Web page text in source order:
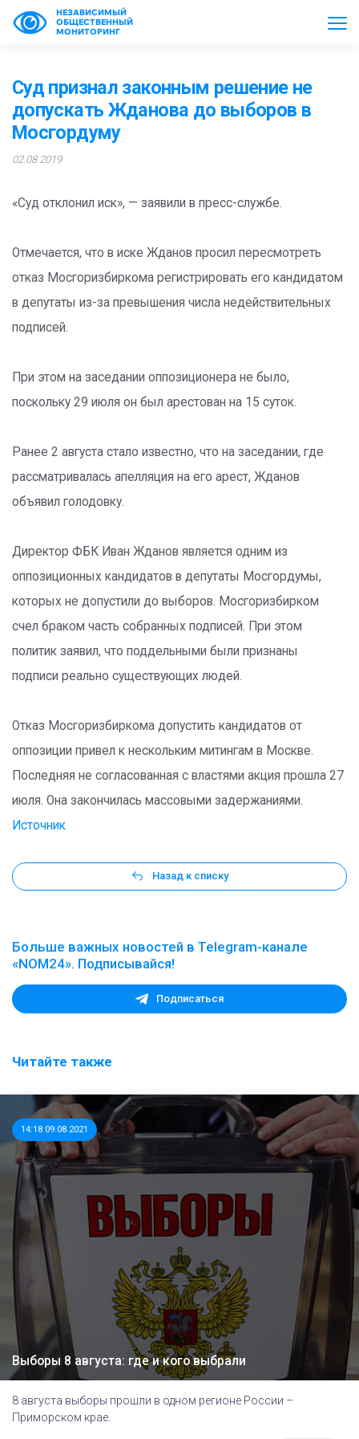
НЕЗАВИСИМЫЙ
ОБЩЕСТВЕННЫЙ
МОНИТОРИНГ
Суд признал законным решение не
допускать Жданова до выборов в
Мосгордуму
02.08.2019
«Суд отклонил иск», — заявили в пресс-службе.
Отмечается, что в иске Жданов просил пересмотреть
отказ Мосгоризбиркома регистрировать его кандидатом
в депутаты из-за превышения числа недействительных
подписей.
При этом на заседании оппозиционера не было,
поскольку 29 июля он был арестован на 15 суток.
Ранее 2 августа стало известно, что на заседании, где
рассматривалась апелляция на его арест, Жданов
объявил голодовку.
Директор ФБК Иван Жданов является одним из
оппозиционных кандидатов в депутаты Мосгордумы,
которых не допустили до выборов. Мосгоризбирком
счел браком часть собранных подписей. При этом
политик заявил, что поддельными были признаны
подписи реально существующих людей.
Отказ Мосгоризбиркома допустить кандидатов от
оппозиции привел к нескольким митингам в Москве.
Последняя не согласованная с властями акция прошла 27
июля. Она закончилась массовыми задержаниями.
Источник
Назад к списку
Больше важных новостей в Telegram-канале
«NOM24». Подписывайся!
Подписаться
Читайте также
14:18 09.08.2021
Выборы 8 августа: где и кого выбрали
8 августа выборы прошли в одном регионе России –
Приморском крае.